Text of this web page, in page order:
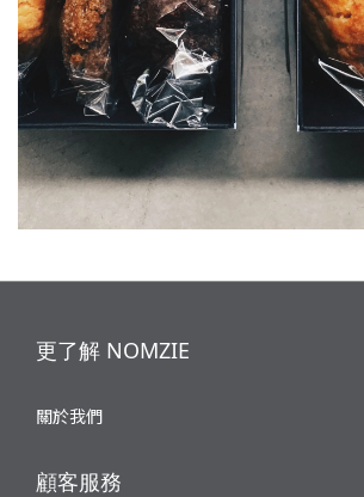
更了解 NOMZIE
關於我們
顧客服務